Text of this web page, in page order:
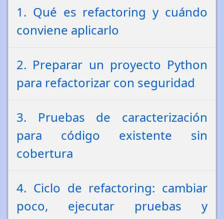
1. Qué es refactoring y cuándo
conviene aplicarlo
2. Preparar un proyecto Python
para refactorizar con seguridad
3. Pruebas de caracterización
para código existente sin
cobertura
4. Ciclo de refactoring: cambiar
poco, ejecutar pruebas y